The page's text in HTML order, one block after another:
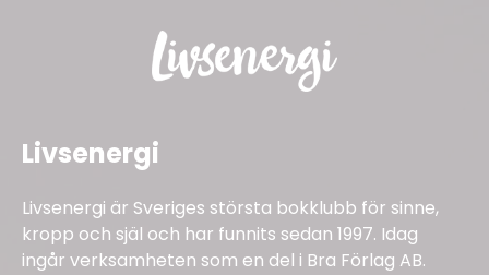
Livsenergi
Livsenergi är Sveriges största bokklubb för sinne,
kropp och själ och har funnits sedan 1997. Idag
ingår verksamheten som en del i Bra Förlag AB.